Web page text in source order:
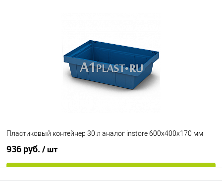
морозостойкий
Пластиковый контейнер 30 л аналог instore 600х400х170 мм
936 руб. / шт